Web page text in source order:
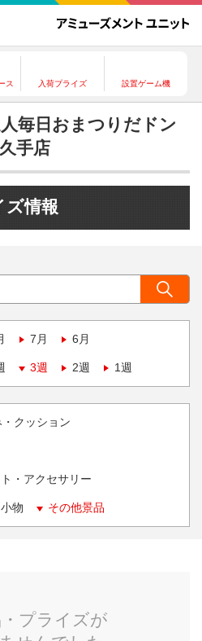
ス 入荷プライズ 設置ゲーム機
毎日おまつりだドン
手店
ズ情報
7月 6月
3週 2週 1週
クッション
・アクセサリー
物 その他景品